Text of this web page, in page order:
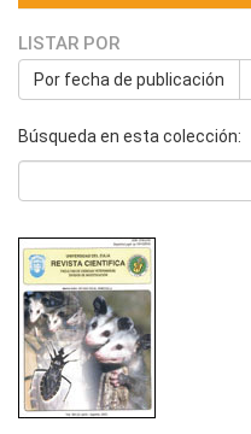
LISTAR POR
Por fecha de publicación
Búsqueda en esta colección: